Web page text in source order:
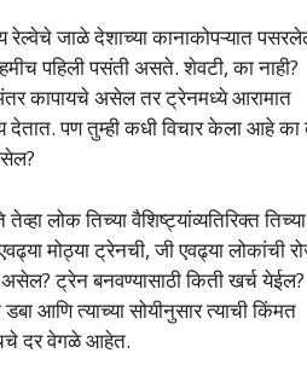
रेल्वेचे जाळे देशाच्या कानाकोपऱ्यात
पहिली पसंती असते. शेवटी, का नाही?
कापायचे असेल तर ट्रेनमध्ये आरामात
देतात. पण तुम्ही कधी विचार केला आहे का
लोक तिच्या वैशिष्ट्यांव्यतिरिक्त तिच्या
मोठ्या ट्रेनची, जी एवढ्या लोकांची
ट्रेन बनवण्यासाठी किती खर्च येईल?
आणि त्याच्या सोयीनुसार त्याची किंमत
दर वेगळे आहेत.